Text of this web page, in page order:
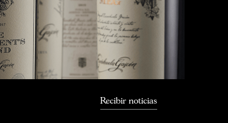
Recibir noticias